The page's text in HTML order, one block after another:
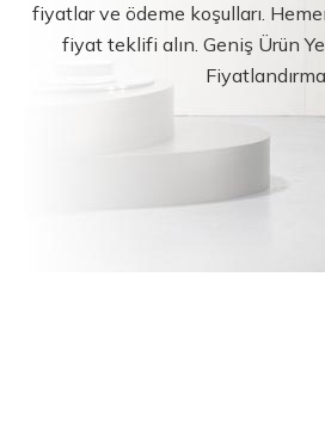
fiyatlar ve ödeme koşulları.
fiyat teklifi alın. Geniş Ürün